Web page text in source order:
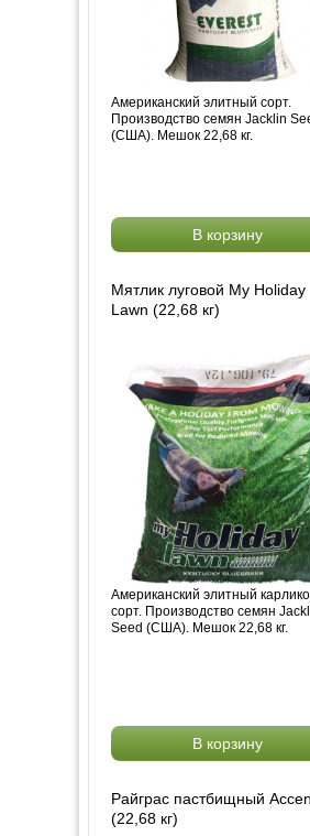
Американский элитный сорт.
Производство семян Jacklin
(США). Мешок 22,68 кг.
В корзину
Мятлик луговой My Holiday
Lawn (22,68 кг)
Американский элитный
сорт. Производство семян
Seed (США). Мешок 22,68 кг.
В корзину
Райграс пастбищный
(22,68 кг)